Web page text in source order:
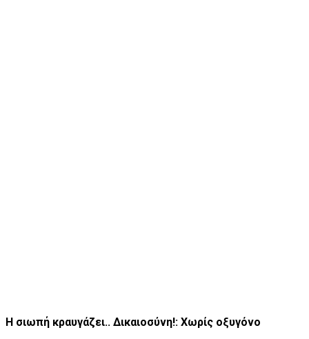
Η σιωπή κραυγάζει.. Δικαιοσύνη!: Χωρίς οξυγόνο